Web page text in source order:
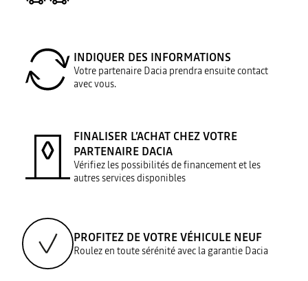
INDIQUER DES INFORMATIONS
Votre partenaire Dacia prendra ensuite contact
avec vous.
FINALISER L’ACHAT CHEZ VOTRE
PARTENAIRE DACIA
Vérifiez les possibilités de financement et les
autres services disponibles
PROFITEZ DE VOTRE VÉHICULE NEUF
Roulez en toute sérénité avec la garantie Dacia